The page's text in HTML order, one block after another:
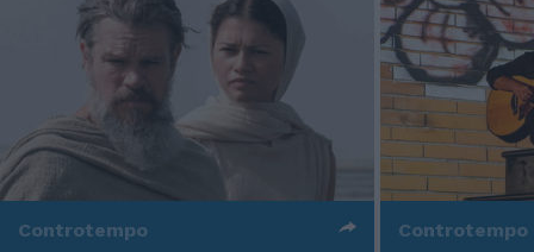
Controtempo Controtempo